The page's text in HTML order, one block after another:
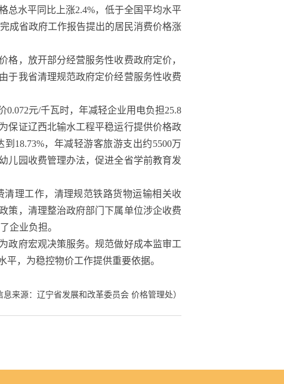
总水平同比上涨2.4%，低于全国平均水平
成省政府工作报告提出的居民消费价格涨
，放开部分经营服务性收费政府定价，
于我省清理规范政府定价经营服务性收费
0.072元/千瓦时，年减轻企业用电负担25.8
保证辽西北输水工程平稳运行提供价格政
18.73%，年减轻游客旅游支出约5500万
儿园收费管理办法，促进全省学前教育发
理工作，清理规范铁路货物运输相关收
策，清理整治政府部门下属单位涉企收费
企业负担。
政府宏观决策服务。规范做好成本监审工
，为稳控物价工作提供重要依据。
息来源：辽宁省发展和改革委员会 价格管理处）